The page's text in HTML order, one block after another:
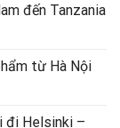
đến Tanzania
từ Hà Nội
đi Helsinki –